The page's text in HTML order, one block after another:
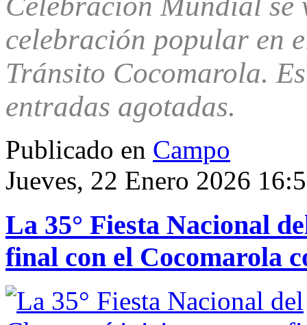
celebración popular en
Tránsito Cocomarola.
entradas agotadas.
Publicado en Campo
Jueves, 22 Enero 2026
La 35° Fiesta Nacional
final con el Cocomarola